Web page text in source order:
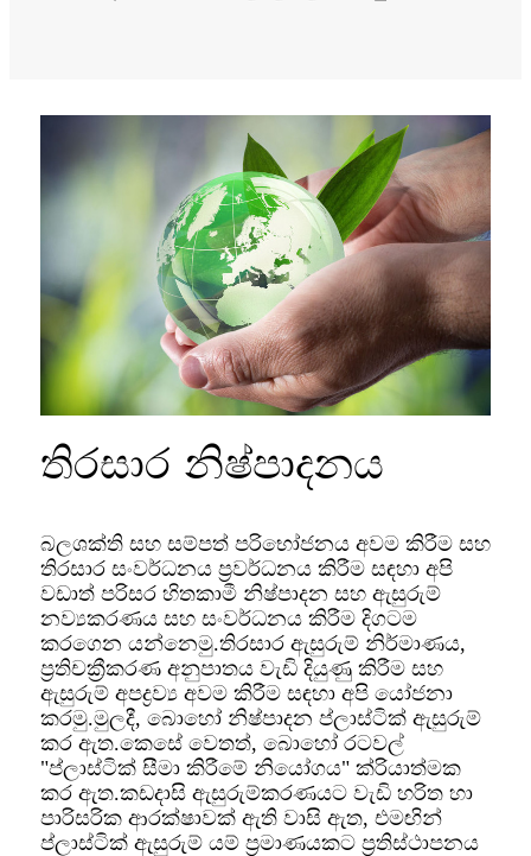
තිරසාර නිෂ්පාදනය
බලශක්ති සහ සම්පත් පරිභෝජනය අවම කිරීම සහ
තිරසාර සංවර්ධනය ප්‍රවර්ධනය කිරීම සඳහා අපි
වඩාත් පරිසර හිතකාමී නිෂ්පාදන සහ ඇසුරුම්
නව්‍යකරණය සහ සංවර්ධනය කිරීම දිගටම
කරගෙන යන්නෙමු.තිරසාර ඇසුරුම් නිර්මාණය,
ප්‍රතිචක්‍රීකරණ අනුපාතය වැඩි දියුණු කිරීම සහ
ඇසුරුම් අපද්‍රව්‍ය අවම කිරීම සඳහා අපි යෝජනා
කරමු.මුලදී, බොහෝ නිෂ්පාදන ප්ලාස්ටික් ඇසුරුම්
කර ඇත.කෙසේ වෙතත්, බොහෝ රටවල්
"ප්ලාස්ටික් සීමා කිරීමේ නියෝගය" ක්රියාත්මක
කර ඇත.කඩදාසි ඇසුරුම්කරණයට වැඩි හරිත හා
පාරිසරික ආරක්ෂාවක් ඇති වාසි ඇත, එමඟින්
ප්ලාස්ටික් ඇසුරුම් යම් ප්‍රමාණයකට ප්‍රතිස්ථාපනය